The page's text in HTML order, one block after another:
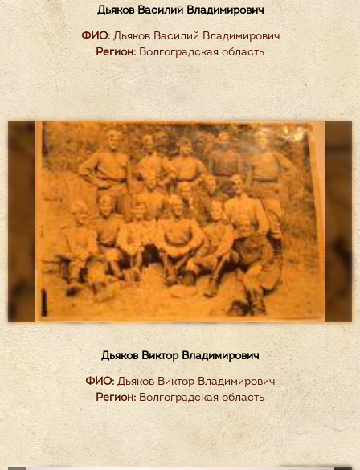
Дьяков Василий Владимирович
ФИО:Дьяков Василий Владимирович
Регион: Волгоградская область
Дьяков Виктор Владимирович
ФИО: Дьяков Виктор Владимирович
Регион: Волгоградская область